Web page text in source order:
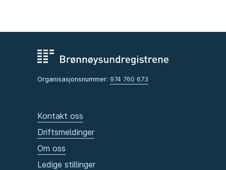
Organisasjonsnummer: 974 760 673
Kontakt oss
Driftsmeldinger
Om oss
Ledige stillinger